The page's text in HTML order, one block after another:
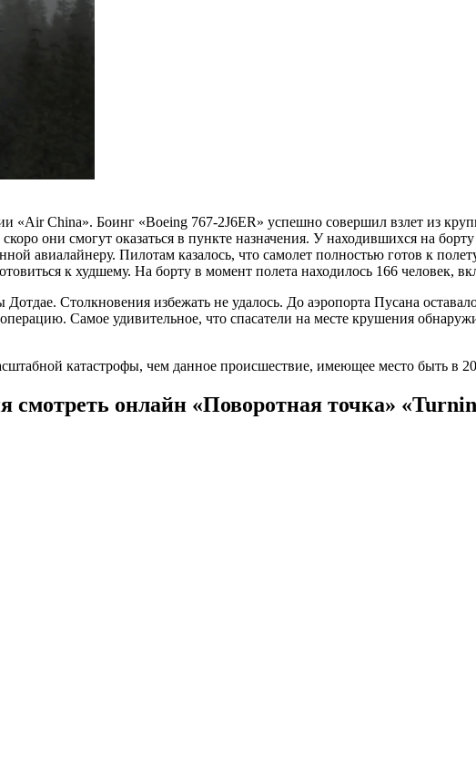
«Air China». Боинг «Boeing 767-2J6ER» успешно совершил взлет из
они смогут оказаться в пункте назначения. У находившихся на
авиалайнеру. Пилотам казалось, что самолет полностью готов к
к худшему. На борту в момент полета находилось 166 человек,
Столкновения избежать не удалось. До аэропорта Пусана
Самое удивительное, что спасатели на месте крушения
катастрофы, чем данное происшествие, имеющее место быть в
смотреть онлайн «Поворотная точка»